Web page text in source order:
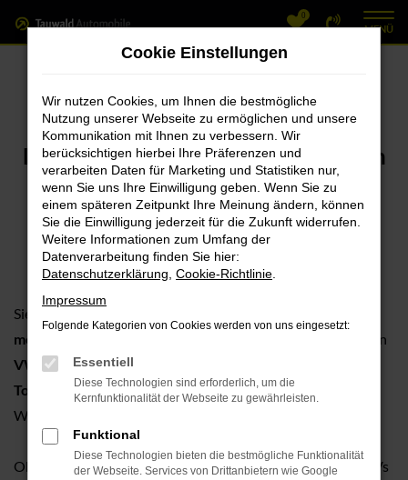
Zum
Hauptinhalt
0
MENÜ
Sommer starten
Für Privat und Gewerbe – Jetzt Ihren
VW günstig leasen, ganz ohne
Sonderzahlung!
Sie suchen einen SUV, der
modernen Fahrspaß
bietet? Entdecken Sie unsere aktuellen
VW T-RocundTiguan
Top-Konditionenundsofort verfügbar, ohne lange
Wartezeiten.
Ob für PrivatkundenoderUnternehmen: Unsere VW SUVs
Cookie Einstellungen
Wir nutzen Cookies, um Ihnen die bestmögliche
Nutzung unserer Webseite zu ermöglichen und unsere
Kommunikation mit Ihnen zu verbessern. Wir
berücksichtigen hierbei Ihre Präferenzen und
verarbeiten Daten für Marketing und Statistiken nur,
wenn Sie uns Ihre Einwilligung geben. Wenn Sie zu
einem späteren Zeitpunkt Ihre Meinung ändern, können
Sie die Einwilligung jederzeit für die Zukunft widerrufen.
Weitere Informationen zum Umfang der
Datenverarbeitung finden Sie hier:
Datenschutzerklärung Cookie-Richtlinie
Impressum
Folgende Kategorien von Cookies werden von uns eingesetzt:
Essentiell
Diese Technologien sind erforderlich, um die
Kernfunktionalität der Webseite zu gewährleisten.
Funktional
Diese Technologien bieten die bestmögliche Funktionalität
der Webseite. Services von Drittanbietern wie Google